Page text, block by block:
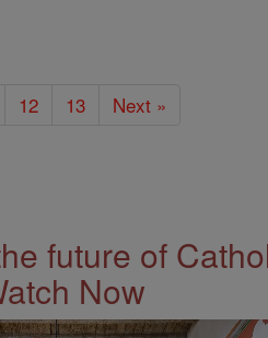
12 13 Next »
future of
Now